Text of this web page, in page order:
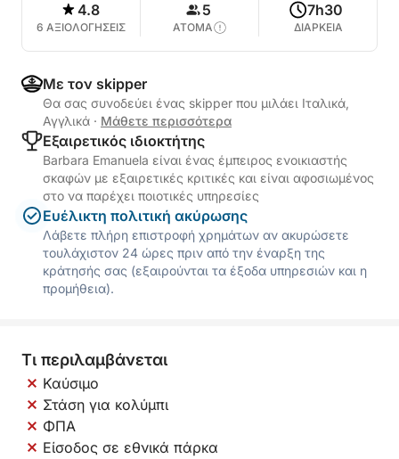
4.8
6 ΑΞΙΟΛΟΓΗΣΕΙΣ
5
ΑΤΟΜΑ
7h30
ΔΙΑΡΚΕΙΑ
Με τον skipper
Θα σας συνοδεύει ένας skipper που μιλάει Ιταλικά,
Αγγλικά · Μάθετε περισσότερα
Εξαιρετικός ιδιοκτήτης
Barbara Emanuela είναι ένας έμπειρος ενοικιαστής
σκαφών με εξαιρετικές κριτικές και είναι αφοσιωμένος
στο να παρέχει ποιοτικές υπηρεσίες
Ευέλικτη πολιτική ακύρωσης
Λάβετε πλήρη επιστροφή χρημάτων αν ακυρώσετε
τουλάχιστον 24 ώρες πριν από την έναρξη της
κράτησής σας (εξαιρούνται τα έξοδα υπηρεσιών και η
προμήθεια).
Τι περιλαμβάνεται
Καύσιμο
Στάση για κολύμπι
ΦΠΑ
Είσοδος σε εθνικά πάρκα